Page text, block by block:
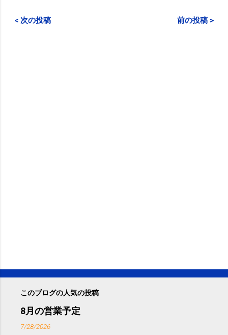
< 次の投稿 前の投稿 >
このブログの人気の投稿
8月の営業予定
7/28/2026